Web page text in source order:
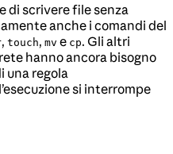
di scrivere file senza
anche i comandi del
, touch, mv e cp. Gli altri
hanno ancora bisogno
una regola
si interrompe